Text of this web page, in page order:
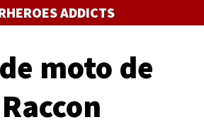
ADDICTS
moto de